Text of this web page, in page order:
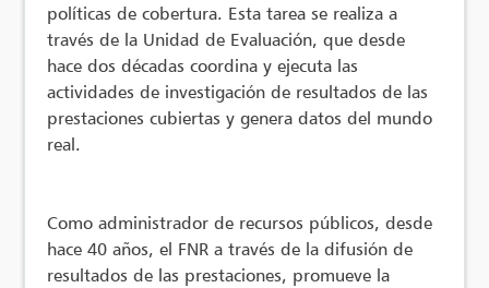
políticas de cobertura. Esta tarea se realiza a
través de la Unidad de Evaluación, que desde
hace dos décadas coordina y ejecuta las
actividades de investigación de resultados de las
prestaciones cubiertas y genera datos del mundo
real.
Como administrador de recursos públicos, desde
hace 40 años, el FNR a través de la difusión de
resultados de las prestaciones, promueve la